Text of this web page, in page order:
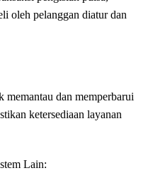
oleh pelanggan diatur dan
memantau dan memperbarui
ketersediaan layanan
Lain: